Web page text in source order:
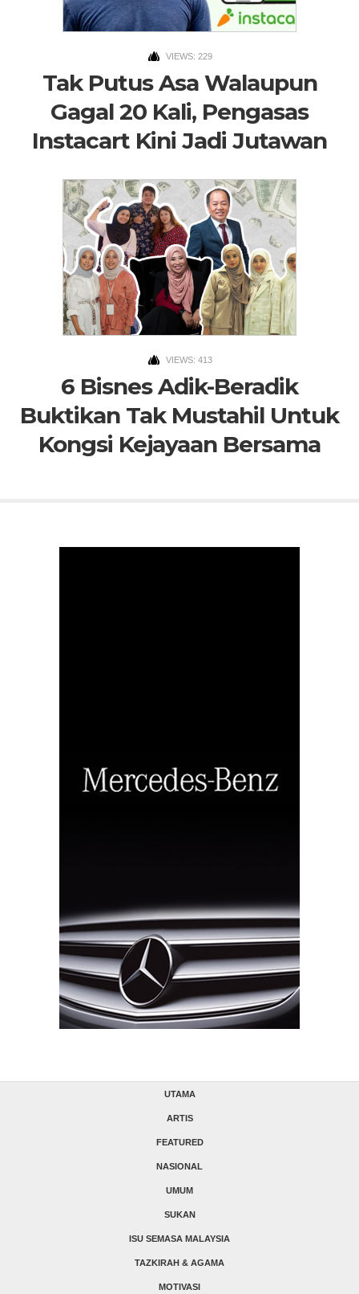
VIEWS: 229
Tak Putus Asa Walaupun
Gagal 20 Kali, Pengasas
Instacart Kini Jadi Jutawan
VIEWS: 413
6 Bisnes Adik-Beradik
Buktikan Tak Mustahil Untuk
Kongsi Kejayaan Bersama
UTAMA
ARTIS
FEATURED
NASIONAL
UMUM
SUKAN
ISU SEMASA MALAYSIA
TAZKIRAH & AGAMA
MOTIVASI